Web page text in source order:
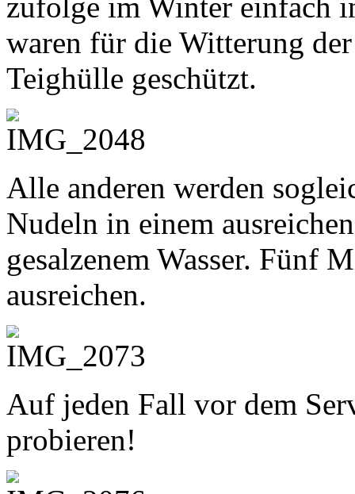
waren für die Witterung
Teighülle geschützt.
Alle anderen werden
Nudeln in einem
gesalzenem Wasser. Fünf
ausreichen.
Auf jeden Fall vor dem
probieren!